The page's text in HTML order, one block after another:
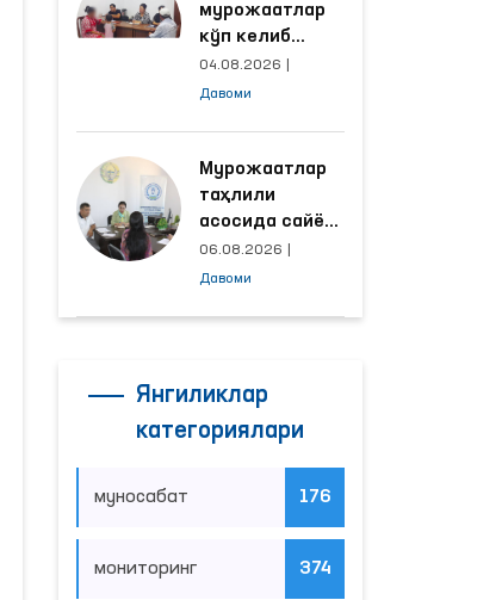
мурожаатлар
кўп келиб
тушаётган
ҳудудлар
ишлаш йўлга
қўйилди
04.08.2026
Давоми
Мурожаатлар
таҳлили
асосида сайёр
қабул
ўтказиладиган
06.08.2026
Давоми
Янгиликлар
категориялари
муносабат 176
мониторинг 374